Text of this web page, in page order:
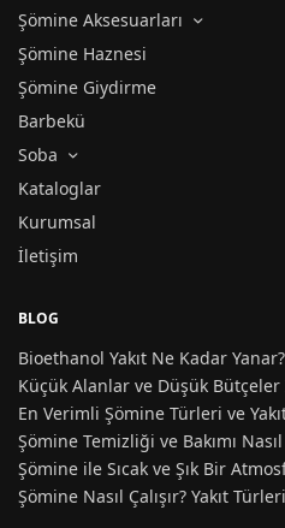
Şömine Aksesuarları
Şömine Haznesi
Şömine Giydirme
Barbekü
Soba
Kataloglar
Kurumsal
İletişim
BLOG
Bioethanol Yakıt Ne Kadar Yanar?
Küçük Alanlar ve Düşük
En Verimli Şömine Türleri ve
Şömine Temizliği ve Bakımı Nasıl
Şömine ile Sıcak ve Şık Bir
Şömine Nasıl Çalışır? Yakıt